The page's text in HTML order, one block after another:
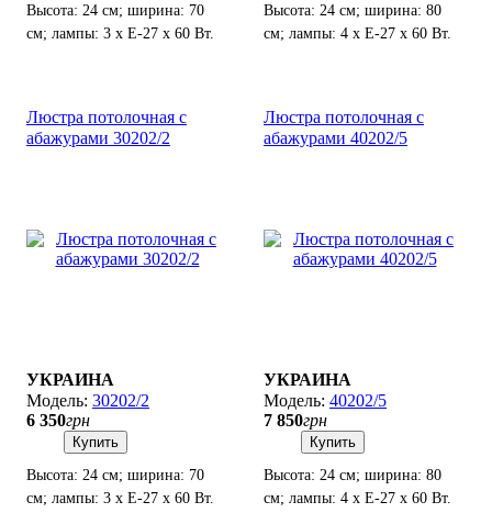
Высота: 24 см; ширина: 70
см; лампы: 3 х Е-27 х 60 Вт.
Высота: 24 см; ширина: 80
см; лампы: 4 х Е-27 х 60 Вт.
Люстра потолочная с
абажурами 30202/2
УКРАИНА
30202/2
6 350грн
Купить
Высота: 24 см; ширина: 70
см; лампы: 3 х Е-27 х 60 Вт.
Люстра потолочная с
абажурами 40202/5
УКРАИНА
40202/5
7 850грн
Купить
Высота: 24 см; ширина: 80
см; лампы: 4 х Е-27 х 60 Вт.